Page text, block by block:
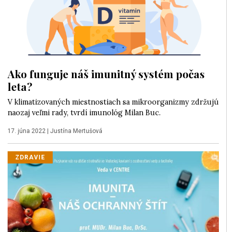
Ako funguje náš imunitný systém počas
leta?
V klimatizovaných miestnostiach sa mikroorganizmy zdržujú
naozaj veľmi rady, tvrdí imunológ Milan Buc.
17. júna 2022 Justína Mertušová
ZDRAVIE